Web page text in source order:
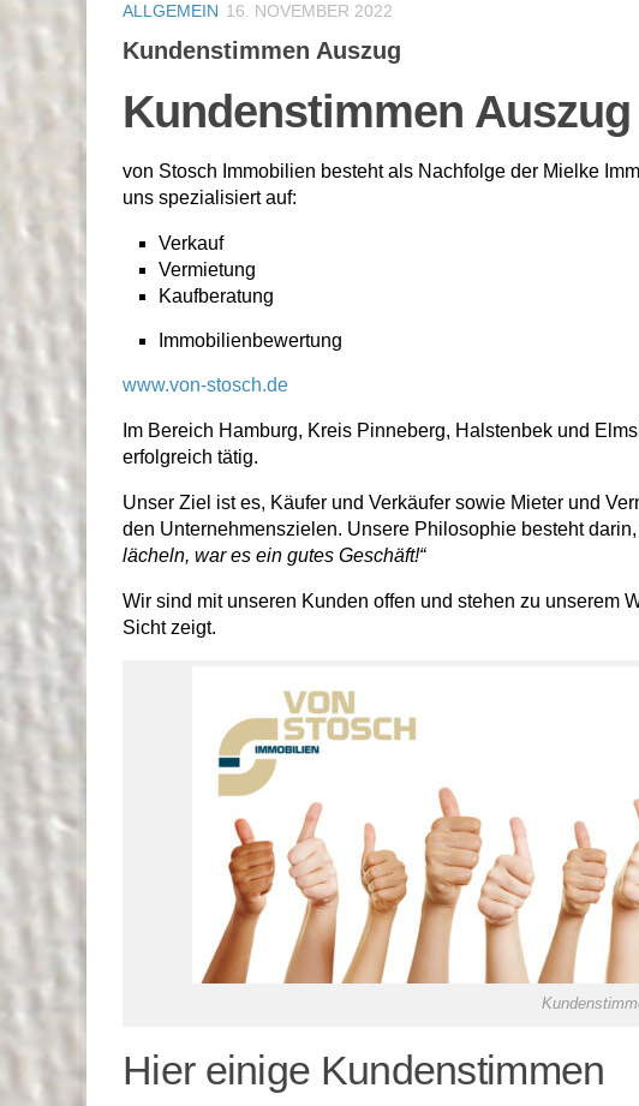
ALLGEMEIN 16. NOVEMBER 2022
Kundenstimmen Auszug
Kundenstimmen Auszug
von Stosch Immobilien besteht als Nachfolge der Mielke
uns spezialisiert auf:
Verkauf
Vermietung
Kaufberatung
Immobilienbewertung
www.von-stosch.de
Im Bereich Hamburg, Kreis Pinneberg, Halstenbek und
erfolgreich tätig.
Unser Ziel ist es, Käufer und Verkäufer sowie Mieter und
den Unternehmenszielen. Unsere Philosophie besteht
lächeln, war es ein gutes Geschäft!“
Wir sind mit unseren Kunden offen und stehen zu unserem
Sicht zeigt.
Hier einige Kundenstimmen